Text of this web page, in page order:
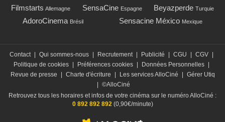
Filmstarts Allemagne SensaCine Espagne Beyazperde Turquie
AdoroCinema Brésil Sensacine México Mexique
Contact Qui sommes-nous Recrutement Publicité CGU CGV
Politique de cookies
Préférences cookies Données Personnelles
Revue de presse
Charte d'écriture Les services AlloCiné
Gérer Utiq
©AlloCiné
Retrouvez tous les horaires et infos de votre cinéma sur le numéro AlloCiné :
0 892 892 892(0,90€/minute)